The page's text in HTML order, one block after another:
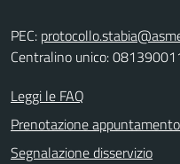
PEC:
Centralino unico:
Leggi le FAQ
Prenotazione appuntamento
Segnalazione disservizio